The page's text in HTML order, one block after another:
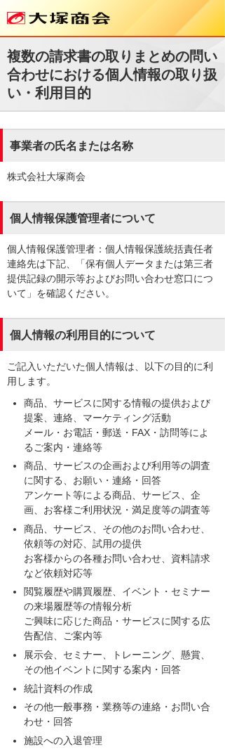
複数の請求書の取りまとめの問い
合わせにおける個人情報の取り扱
い・利用目的
事業者の氏名または名称
株式会社大塚商会
個人情報保護管理者について
個人情報保護管理者：個人情報保護統括責任者
連絡先は下記、「保有個人データまたは第三者
提供記録の開示等およびお問い合わせ窓口につ
いて」を確認ください。
個人情報の利用目的について
ご記入いただいた個人情報は、以下の目的に利
用します。
商品、サービスに関する情報の提供および
提案、連絡、マーケティング活動
メール・お電話・郵送・FAX・訪問等によ
るご案内・連絡等
商品、サービスの企画および利用等の調査
に関する、お願い・連絡・回答
アンケート等による商品、サービス、企
画、お客様ご利用状況・満足度等の調査等
商品、サービス、その他のお問い合わせ、
依頼等の対応、試用の提供
お客様からの各種お問い合わせ、資料請求
など依頼対応等
閲覧履歴や購買履歴、イベント・セミナー
の来場履歴等の情報分析
ご興味に応じた商品・サービスに関する広
告配信、ご案内等
展示会、セミナー、トレーニング、懸賞、
その他イベントに関する案内・回答
統計資料の作成
その他一般事務・業務等の連絡・お問い合
わせ・回答
施設への入退管理